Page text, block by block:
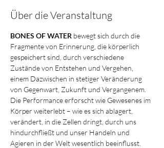
Über die Veranstaltung
BONES OF WATER bewegt sich durch die
Fragmente von Erinnerung, die körperlich
gespeichert sind, durch verschiedene
Zustände von Entstehen und Vergehen,
einem Dazwischen in stetiger Veränderung
von Gegenwart, Zukunft und Vergangenem.
Die Performance erforscht wie Gewesenes im
Körper weiterlebt – wie es sich ablagert,
verändert, in die Zellen dringt, durch uns
hindurchfließt und unser Handeln und
Agieren in der Welt wesentlich beeinflusst.